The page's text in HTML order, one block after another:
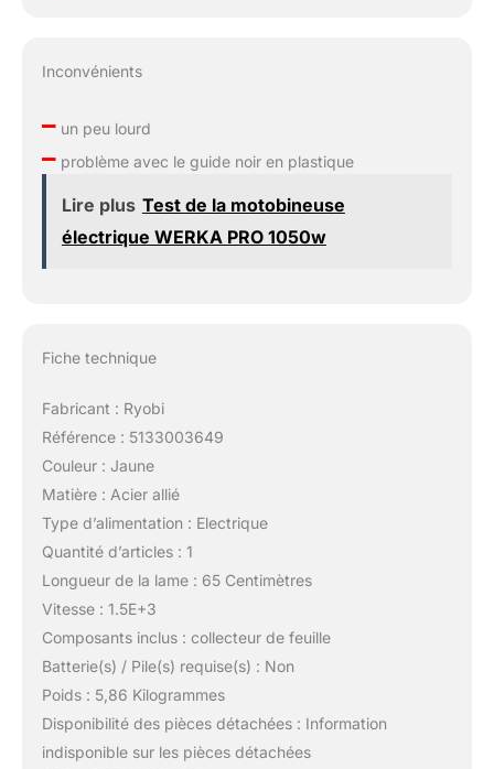
Inconvénients
–un peu lourd
–problème avec le guide noir en plastique
Lire plus Test de la motobineuse
électrique WERKA PRO 1050w
Fiche technique
Fabricant : Ryobi
Référence : 5133003649
Couleur : Jaune
Matière : Acier allié
Type d’alimentation : Electrique
Quantité d’articles : 1
Longueur de la lame : 65 Centimètres
Vitesse : 1.5E+3
Composants inclus : collecteur de feuille
Batterie(s) / Pile(s) requise(s) : Non
Poids : 5,86 Kilogrammes
Disponibilité des pièces détachées : Information
indisponible sur les pièces détachées